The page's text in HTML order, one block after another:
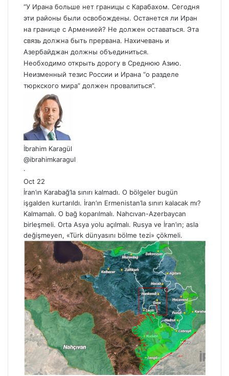
“У Ирана больше нет границы с Карабахом. Сегодня
эти районы были освобождены. Останется ли Иран
на границе с Арменией? Не должен оставаться. Эта
связь должна быть прервана. Нахичевань и
Азербайджан должны объединиться.
Необходимо открыть дорогу в Среднюю Азию.
Неизменный тезис России и Ирана “о разделе
тюркского мира” должен провалиться”.
İbrahim Karagül
@ibrahimkaragul
·
Oct 22
İran’ın Karabağ’la sınırı kalmadı. O bölgeler bugün
işgalden kurtarıldı. İran’ın Ermenistan’la sınırı kalacak mı?
Kalmamalı. O bağ koparılmalı. Nahcıvan-Azerbaycan
birleşmeli. Orta Asya yolu açılmalı. Rusya ve İran’ın; asla
değişmeyen, «Türk dünyasını bölme tezi» çökmeli.